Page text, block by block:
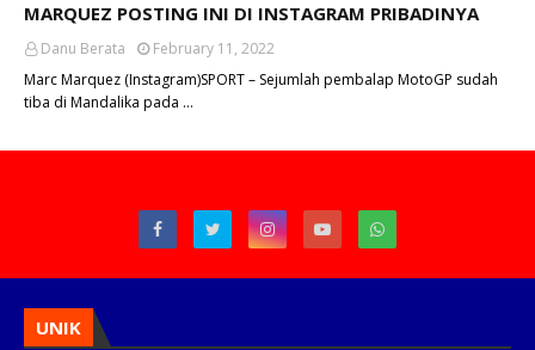
MARQUEZ POSTING INI DI INSTAGRAM PRIBADINYA
Danu Berata
February 11, 2022
Marc Marquez (Instagram)SPORT – Sejumlah pembalap MotoGP sudah
tiba di Mandalika pada …
UNIK